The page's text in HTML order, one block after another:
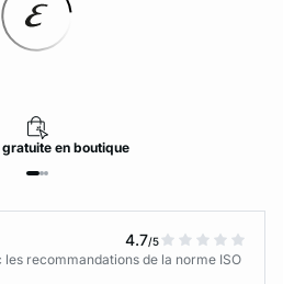
gratuiteen boutique
4.7/5
recommandations de la norme ISO